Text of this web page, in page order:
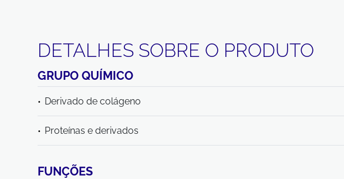
DETALHES SOBRE O PRODUTO
GRUPO QUÍMICO
Derivado de colágeno
Proteínas e derivados
FUNÇÕES